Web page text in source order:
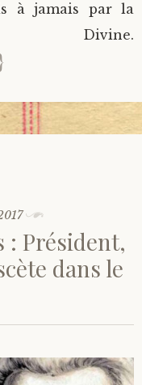
à jamais par la
Divine.
: Président,
dans le